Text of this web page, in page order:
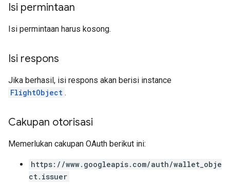
Isi permintaan
Isi permintaan harus kosong.
Isi respons
Jika berhasil, isi respons akan berisi instance
FlightObject .
Cakupan otorisasi
Memerlukan cakupan OAuth berikut ini:
https://www.googleapis.com/auth/wallet_obje
ct.issuer